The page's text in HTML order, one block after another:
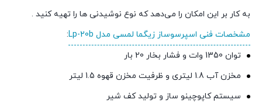
به کار بر این امکان را می‌دهد که نوع نوشیدنی ها را تهیه کنید .
مشخصات فنی اسپرسوساز زیگما لمسی مدل Lp-20b
:
توان 1350 وات و فشار بخار 20 بار
مخزن آب 1.8 لیتری و ظرفیت مخزن قهوه 1.5 لیتر
سیستم کاپوچینو ساز و تولید کف شیر